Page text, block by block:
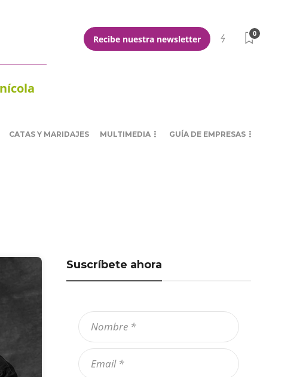
Recibe nuestra newsletter
0
CATAS Y MARIDAJES MULTIMEDIA GUÍA DE EMPRESAS
Suscríbete ahora